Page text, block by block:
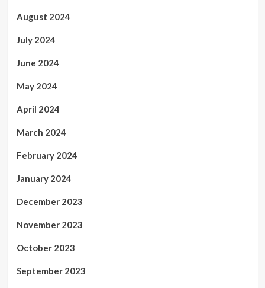
August 2024
July 2024
June 2024
May 2024
April 2024
March 2024
February 2024
January 2024
December 2023
November 2023
October 2023
September 2023